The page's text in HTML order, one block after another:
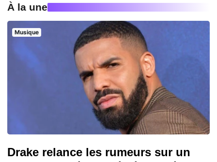
À la une
Musique
Drake relance les rumeurs sur un